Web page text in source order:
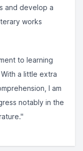
and develop a
works
to learning
a little extra
I am
notably in the